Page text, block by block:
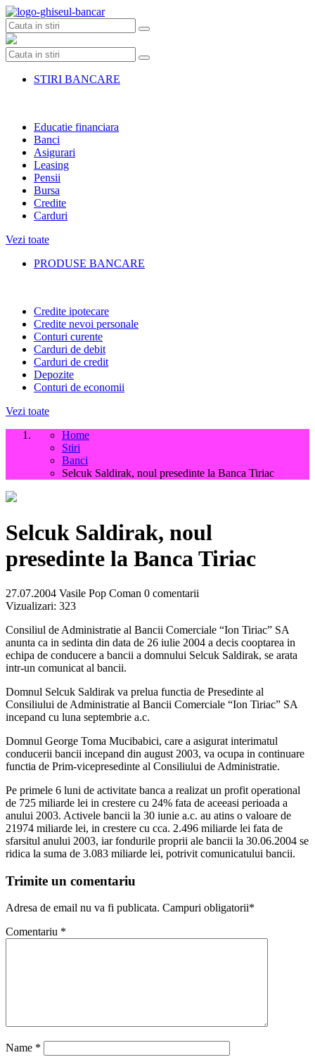
Skip
to
content
STIRI BANCARE
Educatie financiara
Banci
Asigurari
Leasing
Pensii
Bursa
Credite
Carduri
Vezi toate
PRODUSE BANCARE
Credite ipotecare
Credite nevoi personale
Conturi curente
Carduri de debit
Carduri de credit
Depozite
Conturi de economii
Vezi toate
Home
Stiri
Banci
Selcuk Saldirak, noul presedinte la Banca Tiriac
Selcuk Saldirak, noul
presedinte la Banca Tiriac
27.07.2004 Vasile Pop Coman 0 comentarii
Vizualizari: 323
Consiliul de Administratie al Bancii Comerciale “Ion Tiriac” SA
anunta ca in sedinta din data de 26 iulie 2004 a decis cooptarea in
echipa de conducere a bancii a domnului Selcuk Saldirak, se arata
intr-un comunicat al bancii.
Domnul Selcuk Saldirak va prelua functia de Presedinte al
Consiliului de Administratie al Bancii Comerciale “Ion Tiriac” SA
incepand cu luna septembrie a.c.
Domnul George Toma Mucibabici, care a asigurat interimatul
conducerii bancii incepand din august 2003, va ocupa in continuare
functia de Prim-vicepresedinte al Consiliului de Administratie.
Pe primele 6 luni de activitate banca a realizat un profit operational
de 725 miliarde lei in crestere cu 24% fata de aceeasi perioada a
anului 2003. Activele bancii la 30 iunie a.c. au atins o valoare de
21974 miliarde lei, in crestere cu cca. 2.496 miliarde lei fata de
sfarsitul anului 2003, iar fondurile proprii ale bancii la 30.06.2004 se
ridica la suma de 3.083 miliarde lei, potrivit comunicatului bancii.
Trimite un comentariu
Adresa de email nu va fi publicata. Campuri obligatorii*
Comentariu *
Name *